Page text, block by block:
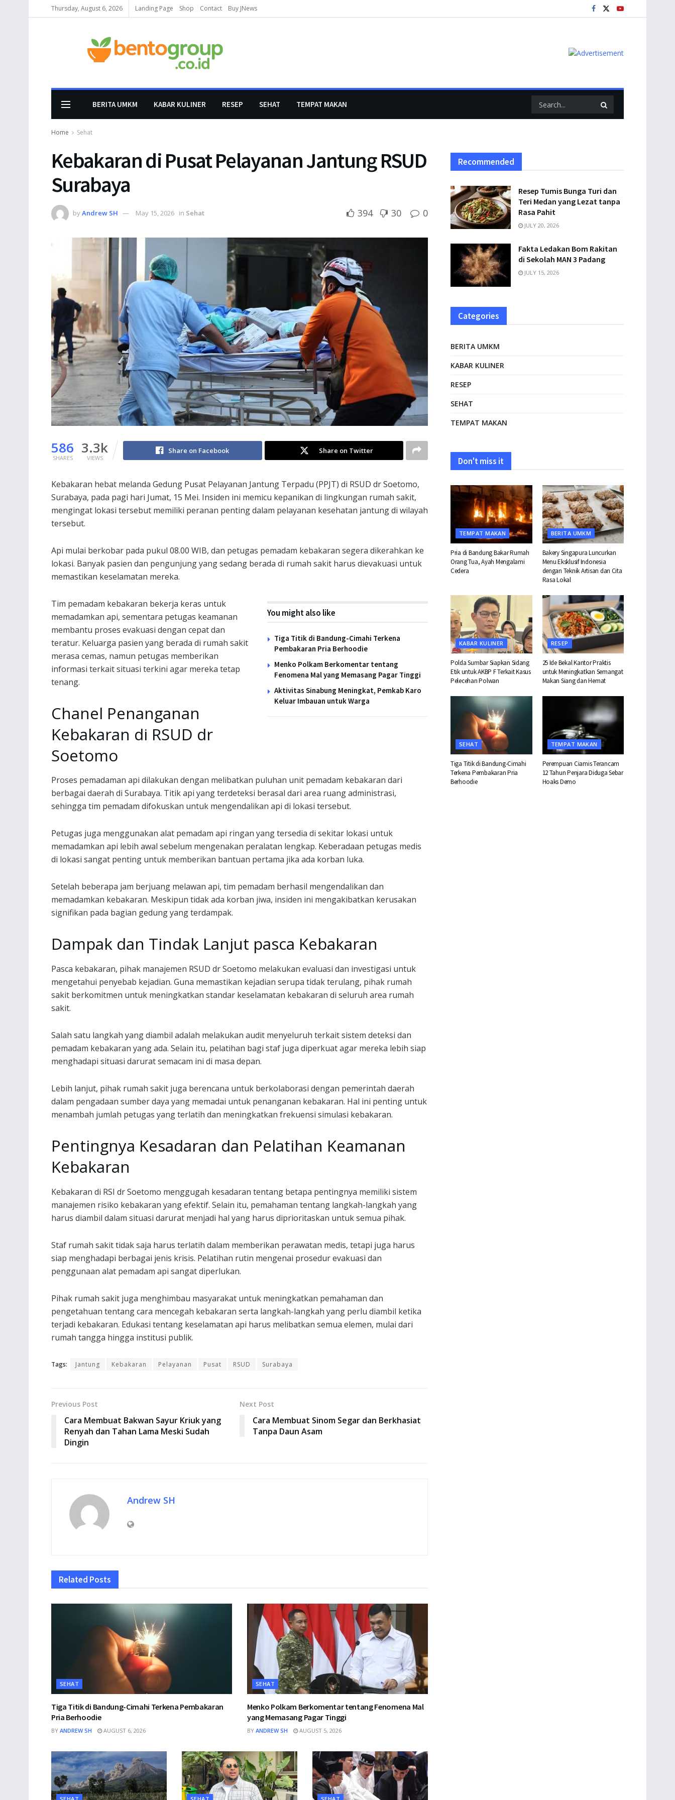
Thursday, August 6, 2026 Landing Page Shop Contact Buy JNews
BERITA UMKM KABAR KULINER RESEP SEHAT TEMPAT MAKAN
Home Sehat
Kebakaran di Pusat Pelayanan Jantung RSUD
Surabaya
byAndrew SH May 15, 2026 in Sehat 394 30 0
586
SHARES
3.3k
VIEWS
Share on Facebook Share on Twitter
Kebakaran hebat melanda Gedung Pusat Pelayanan Jantung Terpadu (PPJT) di RSUD dr Soetomo,
Surabaya, pada pagi hari Jumat, 15 Mei. Insiden ini memicu kepanikan di lingkungan rumah sakit,
mengingat lokasi tersebut memiliki peranan penting dalam pelayanan kesehatan jantung di wilayah
tersebut.
Api mulai berkobar pada pukul 08.00 WIB, dan petugas pemadam kebakaran segera dikerahkan ke
lokasi. Banyak pasien dan pengunjung yang sedang berada di rumah sakit harus dievakuasi untuk
memastikan keselamatan mereka.
You might also like
Tiga Titik di Bandung-Cimahi Terkena
Pembakaran Pria Berhoodie
Menko Polkam Berkomentar tentang
Fenomena Mal yang Memasang Pagar Tinggi
Aktivitas Sinabung Meningkat, Pemkab Karo
Keluar Imbauan untuk Warga
Tim pemadam kebakaran bekerja keras untuk
memadamkan api, sementara petugas keamanan
membantu proses evakuasi dengan cepat dan
teratur. Keluarga pasien yang berada di rumah sakit
merasa cemas, namun petugas memberikan
informasi terkait situasi terkini agar mereka tetap
tenang.
Chanel Penanganan
Kebakaran di RSUD dr
Soetomo
Proses pemadaman api dilakukan dengan melibatkan puluhan unit pemadam kebakaran dari
berbagai daerah di Surabaya. Titik api yang terdeteksi berasal dari area ruang administrasi,
sehingga tim pemadam difokuskan untuk mengendalikan api di lokasi tersebut.
Petugas juga menggunakan alat pemadam api ringan yang tersedia di sekitar lokasi untuk
memadamkan api lebih awal sebelum mengenakan peralatan lengkap. Keberadaan petugas medis
di lokasi sangat penting untuk memberikan bantuan pertama jika ada korban luka.
Setelah beberapa jam berjuang melawan api, tim pemadam berhasil mengendalikan dan
memadamkan kebakaran. Meskipun tidak ada korban jiwa, insiden ini mengakibatkan kerusakan
signifikan pada bagian gedung yang terdampak.
Dampak dan Tindak Lanjut pasca Kebakaran
Pasca kebakaran, pihak manajemen RSUD dr Soetomo melakukan evaluasi dan investigasi untuk
mengetahui penyebab kejadian. Guna memastikan kejadian serupa tidak terulang, pihak rumah
sakit berkomitmen untuk meningkatkan standar keselamatan kebakaran di seluruh area rumah
sakit.
Salah satu langkah yang diambil adalah melakukan audit menyeluruh terkait sistem deteksi dan
pemadam kebakaran yang ada. Selain itu, pelatihan bagi staf juga diperkuat agar mereka lebih siap
menghadapi situasi darurat semacam ini di masa depan.
Lebih lanjut, pihak rumah sakit juga berencana untuk berkolaborasi dengan pemerintah daerah
dalam pengadaan sumber daya yang memadai untuk penanganan kebakaran. Hal ini penting untuk
menambah jumlah petugas yang terlatih dan meningkatkan frekuensi simulasi kebakaran.
Pentingnya Kesadaran dan Pelatihan Keamanan
Kebakaran
Kebakaran di RSI dr Soetomo menggugah kesadaran tentang betapa pentingnya memiliki sistem
manajemen risiko kebakaran yang efektif. Selain itu, pemahaman tentang langkah-langkah yang
harus diambil dalam situasi darurat menjadi hal yang harus diprioritaskan untuk semua pihak.
Staf rumah sakit tidak saja harus terlatih dalam memberikan perawatan medis, tetapi juga harus
siap menghadapi berbagai jenis krisis. Pelatihan rutin mengenai prosedur evakuasi dan
penggunaan alat pemadam api sangat diperlukan.
Pihak rumah sakit juga menghimbau masyarakat untuk meningkatkan pemahaman dan
pengetahuan tentang cara mencegah kebakaran serta langkah-langkah yang perlu diambil ketika
terjadi kebakaran. Edukasi tentang keselamatan api harus melibatkan semua elemen, mulai dari
rumah tangga hingga institusi publik.
Tags: Jantung Kebakaran Pelayanan Pusat RSUD Surabaya
Previous Post
Cara Membuat Bakwan Sayur Kriuk yang
Renyah dan Tahan Lama Meski Sudah
Dingin
Next Post
Cara Membuat Sinom Segar dan Berkhasiat
Tanpa Daun Asam
Andrew SH
Related Posts
SEHAT
Tiga Titik di Bandung-Cimahi Terkena Pembakaran
Pria Berhoodie
BY ANDREW SH AUGUST 6, 2026
SEHAT
Menko Polkam Berkomentar tentang Fenomena Mal
yang Memasang Pagar Tinggi
BY ANDREW SH AUGUST 5, 2026
Recommended
Resep Tumis Bunga Turi dan
Teri Medan yang Lezat tanpa
Rasa Pahit
JULY 20, 2026
Fakta Ledakan Bom Rakitan
di Sekolah MAN 3 Padang
JULY 15, 2026
Categories
BERITA UMKM
KABAR KULINER
RESEP
SEHAT
TEMPAT MAKAN
Don't miss it
TEMPAT MAKAN
Pria di Bandung Bakar Rumah
Orang Tua, Ayah Mengalami
Cedera
BERITA UMKM
Bakery Singapura Luncurkan
Menu Eksklusif Indonesia
dengan Teknik Artisan dan Cita
Rasa Lokal
KABAR KULINER
Polda Sumbar Siapkan Sidang
Etik untuk AKBP F Terkait Kasus
Pelecehan Polwan
RESEP
25 Ide Bekal Kantor Praktis
untuk Meningkatkan Semangat
Makan Siang dan Hemat
SEHAT
Tiga Titik di Bandung-Cimahi
Terkena Pembakaran Pria
Berhoodie
TEMPAT MAKAN
Perempuan Ciamis Terancam
12 Tahun Penjara Diduga Sebar
Hoaks Demo